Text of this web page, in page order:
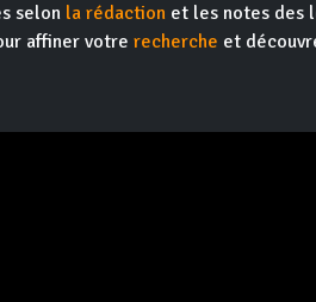
selon la rédaction et les notes des
affiner votre recherche et